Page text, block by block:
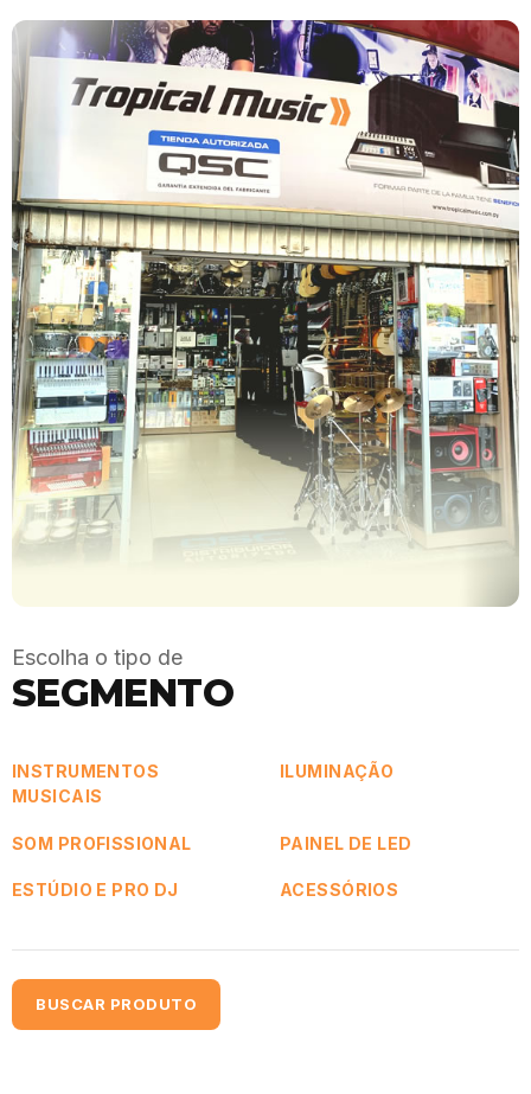
Escolha o tipo de
SEGMENTO
INSTRUMENTOS
MUSICAIS
ILUMINAÇÃO
SOM PROFISSIONAL PAINEL DE LED
ESTÚDIO E PRO DJ ACESSÓRIOS
BUSCAR PRODUTO